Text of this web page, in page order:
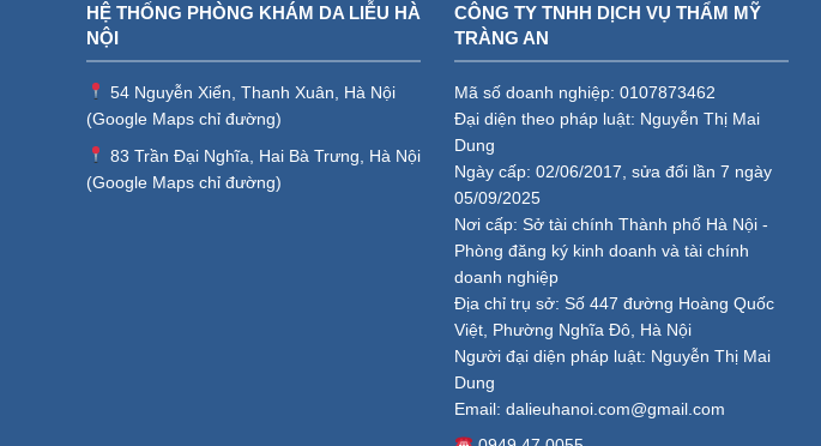
HỆ THỐNG PHÒNG KHÁM DA LIỄU HÀ
NỘI
54 Nguyễn Xiển, Thanh Xuân, Hà Nội
(Google Maps chỉ đường)
83 Trần Đại Nghĩa, Hai Bà Trưng, Hà Nội
(Google Maps chỉ đường)
CÔNG TY TNHH DỊCH VỤ THẨM MỸ
TRÀNG AN
Mã số doanh nghiệp: 0107873462
Đại diện theo pháp luật: Nguyễn Thị Mai
Dung
Ngày cấp: 02/06/2017, sửa đổi lần 7 ngày
05/09/2025
Nơi cấp: Sở tài chính Thành phố Hà Nội -
Phòng đăng ký kinh doanh và tài chính
doanh nghiệp
Địa chỉ trụ sở: Số 447 đường Hoàng Quốc
Việt, Phường Nghĩa Đô, Hà Nội
Người đại diện pháp luật: Nguyễn Thị Mai
Dung
Email: dalieuhanoi.com@gmail.com